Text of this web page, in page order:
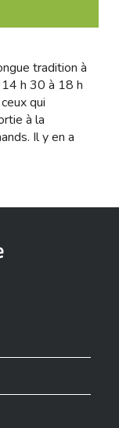
tradition à
h 30 à 18 h
qui
à la
Il y en a